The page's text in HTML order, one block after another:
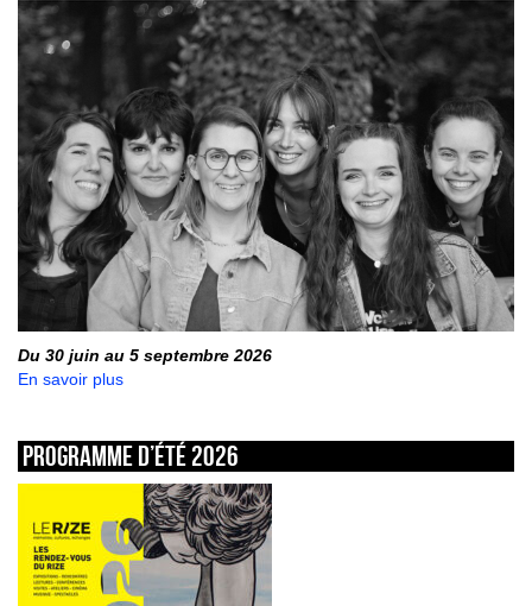
Du 30 juin au 5 septembre 2026
En savoir plus
Programme d’été 2026